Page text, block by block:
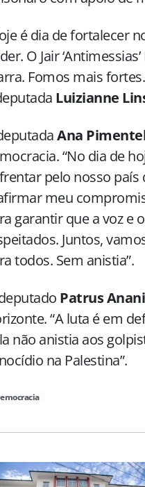
é dia de fortalecer
O Jair
Fomos mais
Luizianne
Ana
“No dia de
pelo nosso
meu
garantir que a voz e
Juntos,
todos. Sem anistia”.
Patrus
“A luta é em
não anistia aos
na Palestina”.